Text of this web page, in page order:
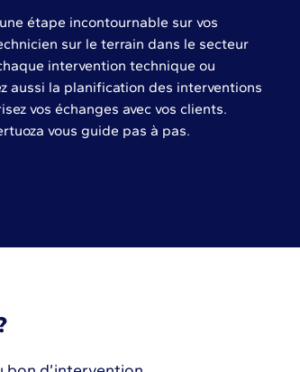
étape incontournable sur vos
sur le terrain dans le secteur
intervention technique ou
aussi la planification des interventions
vos échanges avec vos clients.
vous guide pas à pas.